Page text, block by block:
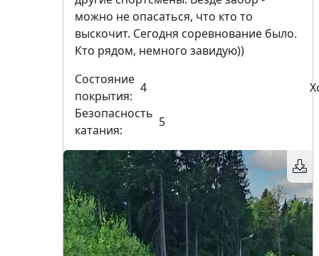
можно не опасаться, что кто то
выскочит. Сегодня соревнование было.
Кто рядом, немного завидую))
Состояние
покрытия:
4
Безопасность
катания:
5